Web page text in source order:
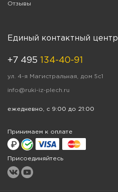
Отзывы
Единый контактный центр
+7 495 134-40-91
ул. 4-я Магистральная, дом 5с1
info@ruki-iz-plech.ru
ежедневно, с 9:00 до 21:00
Принимаем к оплате
Присоединяйтесь